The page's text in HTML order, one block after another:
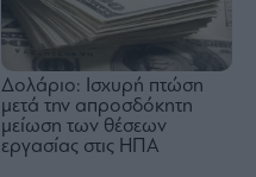
Δολάριο: Ισχυρή πτώση
μετά την απροσδόκητη
μείωση των θέσεων
εργασίας στις ΗΠΑ